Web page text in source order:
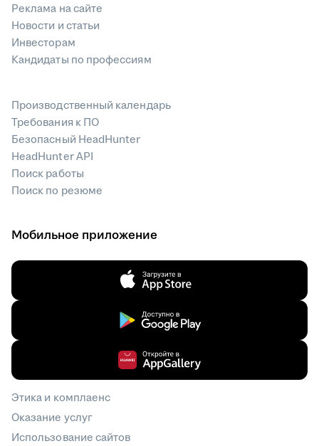
Реклама на сайте
Новости и статьи
Инвесторам
Кандидаты по профессиям
Производственный календарь
Требования к ПО
Безопасный HeadHunter
HeadHunter API
Поиск работы
Поиск по резюме
Мобильное приложение
Этика и комплаенс
Оказание услуг
Использование сайтов